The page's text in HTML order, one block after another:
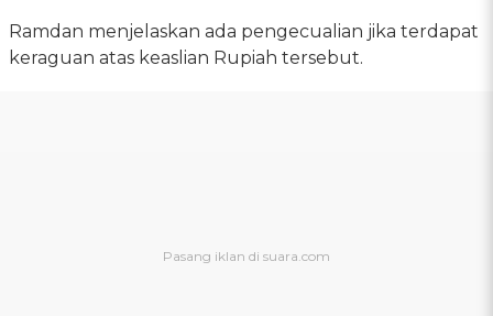
Ramdan menjelaskan ada pengecualian jika terdapat
keraguan atas keaslian Rupiah tersebut.